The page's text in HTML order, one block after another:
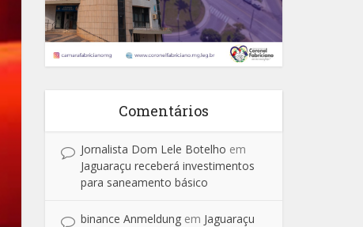
Comentários
Jornalista Dom Lele Botelho em
Jaguaraçu receberá investimentos
para saneamento básico
binance Anmeldung em Jaguaraçu